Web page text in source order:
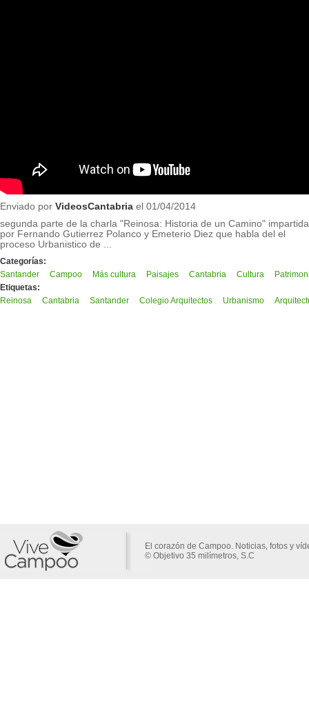
Enviado por VideosCantabria el 01/04/2014
segunda parte de la charla "Reinosa: Historia de un Camino" impartida
por Fernando Gutierrez Polanco y Emeterio Diez que habla del el
proceso Urbanistico de ...
Categorías:
Santander
Campoo Más cultura Paisajes Cantabria Cultura
Etiquetas:
Reinosa
Cantabria Santander Colegio Arquitectos Urbanismo
El corazón de Campoo. Noticias, fotos y
© Objetivo 35 milímetros, S.C